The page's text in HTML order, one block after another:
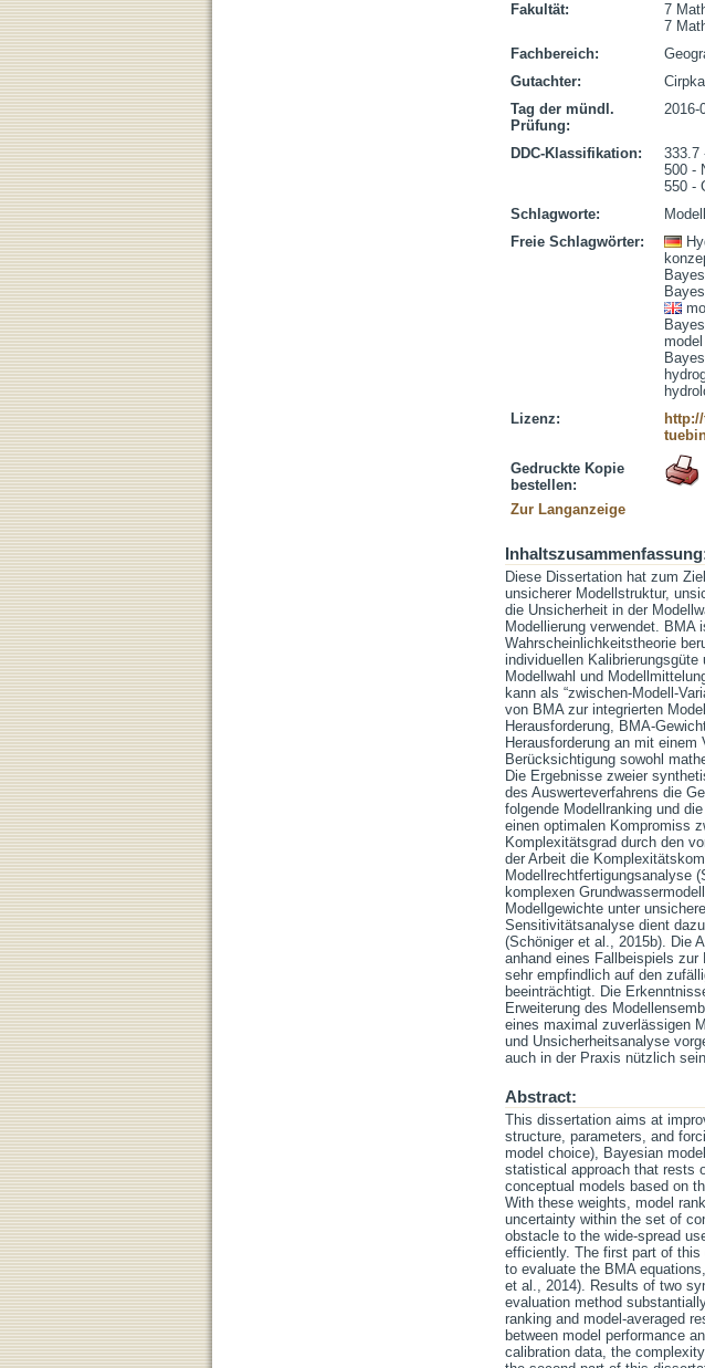
Fakultät:
7
7
Fachbereich:
Gutachter:
Tag der mündl.
Prüfung:
2016-
DDC-Klassifikation:
333.7
500 -
550 -
Schlagworte:
Freie Schlagwörter:
Lizenz:
Gedruckte Kopie
bestellen:
Zur Langanzeige
Diese Dissertation hat zum
unsicherer Modellstruktur,
die Unsicherheit in der
Modellierung verwendet.
Wahrscheinlichkeitstheorie
individuellen
Modellwahl und
kann als “zwischen-Modell-
von BMA zur integrierten
Herausforderung, BMA-
Herausforderung an mit
Berücksichtigung sowohl
Die Ergebnisse zweier
des Auswerteverfahrens die
folgende Modellranking und
einen optimalen Kompromiss
Komplexitätsgrad durch den
der Arbeit die
Modellrechtfertigungsanalyse
komplexen
Modellgewichte unter
Sensitivitätsanalyse dient
(Schöniger et al., 2015b). Die
anhand eines Fallbeispiels
sehr empfindlich auf den
beeinträchtigt. Die
Erweiterung des
eines maximal zuverlässigen
und Unsicherheitsanalyse
auch in der Praxis nützlich
Abstract:
This dissertation aims at
structure, parameters, and
model choice), Bayesian
statistical approach that rests
conceptual models based on
With these weights, model
uncertainty within the set of
obstacle to the wide-spread
efficiently. The first part of
to evaluate the BMA
et al., 2014). Results of two
evaluation method
ranking and model-averaged
between model performance
calibration data, the